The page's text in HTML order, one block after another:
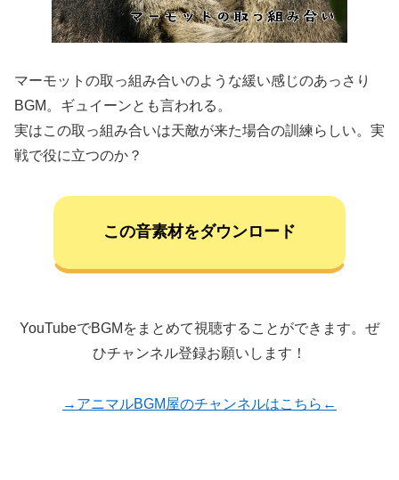
マーモットの取っ組み合いのような緩い感じのあっさり
BGM。ギュイーンとも言われる。
実はこの取っ組み合いは天敵が来た場合の訓練らしい。実
戦で役に立つのか？
この音素材をダウンロード
YouTubeでBGMをまとめて視聴することができます。ぜ
ひチャンネル登録お願いします！
→アニマルBGM屋のチャンネルはこちら←